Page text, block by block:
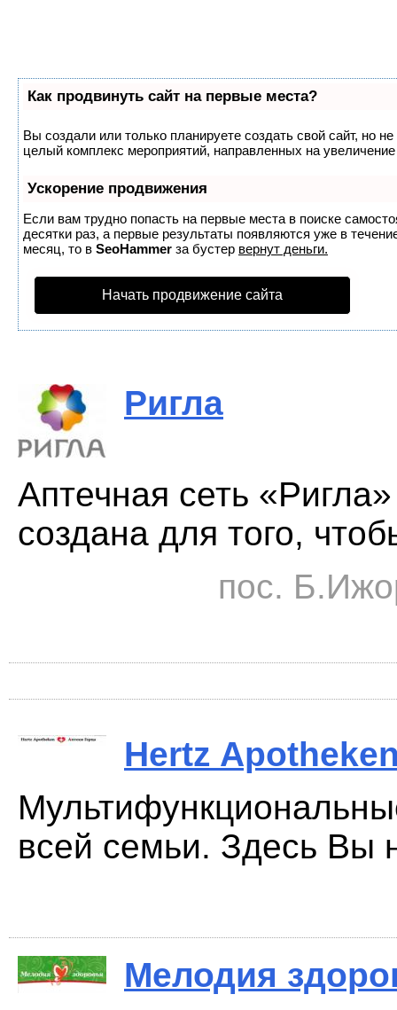
Как продвинуть сайт на первые места?
Вы создали или только планируете создать свой сайт, но
целый комплекс мероприятий, направленных на
Ускорение продвижения
Если вам трудно попасть на первые места в поиске
десятки раз, а первые результаты появляются уже в
месяц, то в SeoHammer за бустер вернут деньги.
Начать продвижение сайта
Ригла
Аптечная сеть
создана для того,
пос.
Hertz
всей семьи. Здесь Вы
Мелодия